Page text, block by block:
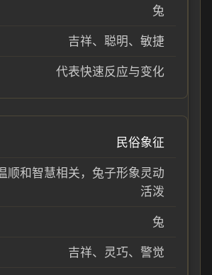
兔
吉祥、聪明、敏捷
代表快速反应与变化
民俗象征
顺和智慧相关，兔子形象灵动
活泼
兔
吉祥、灵巧、警觉